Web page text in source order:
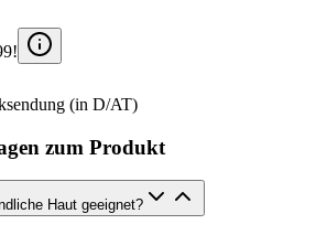
(in D/AT)
zum Produkt
Haut geeignet?